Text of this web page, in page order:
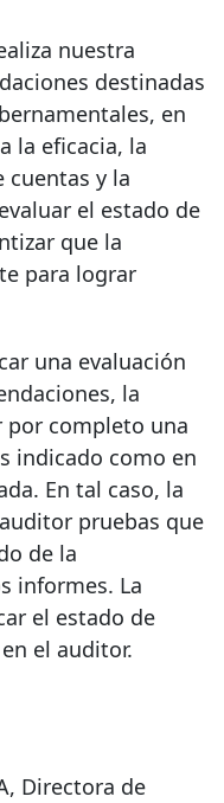
nuestra
destinadas
en
la eficacia, la
cuentas y la
el estado de
que la
para lograr
una evaluación
la
completo una
indicado como en
En tal caso, la
pruebas que
de la
informes. La
el estado de
el auditor.
Directora de